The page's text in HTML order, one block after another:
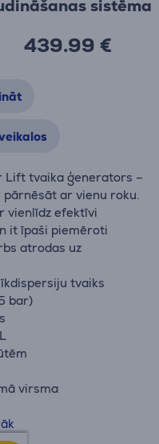
sistēma
439.99 €
Lift tvaika ģenerators –
ar vienu roku.
vienlīdz efektīvi
it īpaši piemēroti
atrodas uz
tvaiks
bar)
virsma